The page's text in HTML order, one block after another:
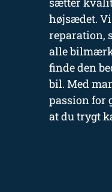
højsædet.
reparation,
alle
finde den
bil. Med
passion for
at du trygt